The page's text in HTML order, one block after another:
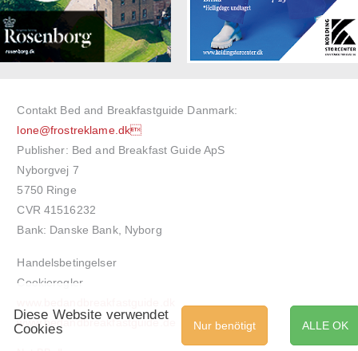
Contakt Bed and Breakfastguide Danmark:
lone@frostreklame.dk
Publisher: Bed and Breakfast Guide ApS
Nyborgvej 7
5750 Ringe
CVR 41516232
Bank: Danske Bank, Nyborg
Handelsbetingelser
Cookieregler
www.bedandbreakfastguide.de
ALLE OK
Nur benötigt
Diese Website verwendet
Cookies